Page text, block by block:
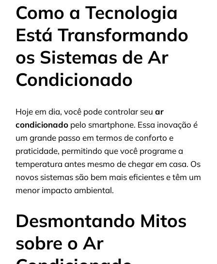
Como a Tecnologia
Está Transformando
os Sistemas de Ar
Condicionado
Hoje em dia, você pode controlar seu ar
condicionado pelo smartphone. Essa inovação é
um grande passo em termos de conforto e
praticidade, permitindo que você programe a
temperatura antes mesmo de chegar em casa. Os
novos sistemas são bem mais eficientes e têm um
menor impacto ambiental.
Desmontando Mitos
sobre o Ar